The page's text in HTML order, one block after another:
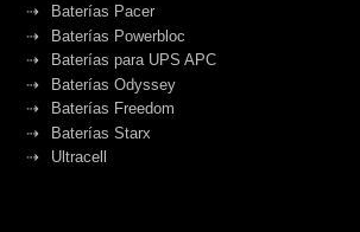
Baterías Pacer
Baterías Powerbloc
Baterías para UPS APC
Baterías Odyssey
Baterías Freedom
Baterías Starx
Ultracell